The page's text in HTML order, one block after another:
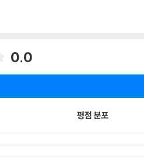
0.0
평점 분포